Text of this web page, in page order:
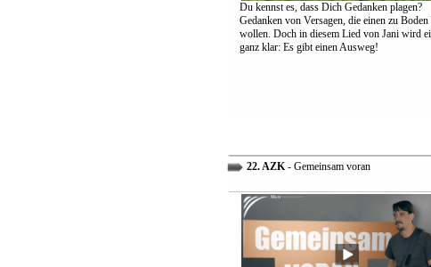
Du kennst es, dass Dich Gedanken plagen?
Gedanken von Versagen, die einen zu
wollen. Doch in diesem Lied von Jani wird
ganz klar: Es gibt einen Ausweg!
22. AZK- Gemeinsam voran